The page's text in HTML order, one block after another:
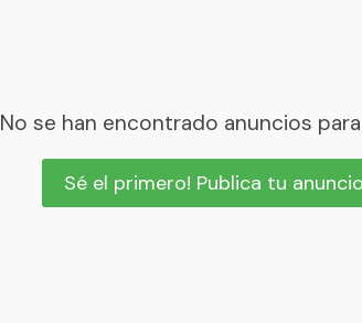
No se han encontrado anuncios
Sé el primero! Publica tu